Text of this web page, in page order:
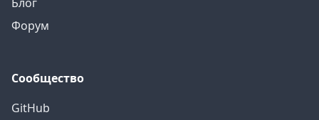
Форум
Сообщество
GitHub